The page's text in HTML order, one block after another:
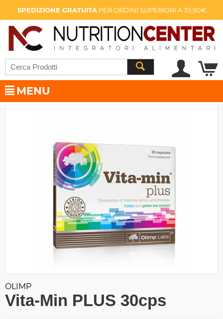
SPEDIZIONE GRATUITAPER ORDINI SUPERIORI A 39,90€
MENU
OLIMP
Vita-Min PLUS 30cps